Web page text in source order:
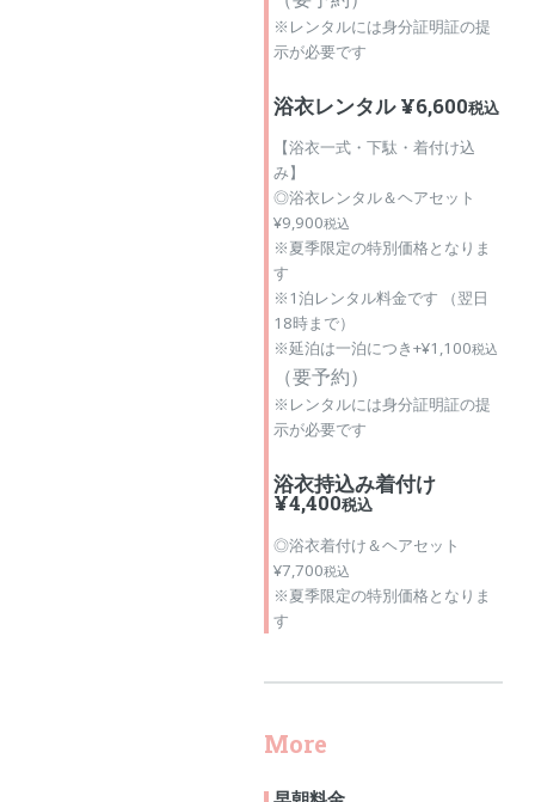
※レンタルには身分証明証の提
示が必要です
浴衣レンタル ¥6,600税込
【浴衣一式・下駄・着付け込
み】
◎浴衣レンタル＆ヘアセット
¥9,900税込
※夏季限定の特別価格となりま
す
※1泊レンタル料金です （翌日
18時まで）
※延泊は一泊につき+¥1,100税込
（要予約）
※レンタルには身分証明証の提
示が必要です
浴衣持込み着付け
¥4,400税込
◎浴衣着付け＆ヘアセット
¥7,700税込
※夏季限定の特別価格となりま
す
More